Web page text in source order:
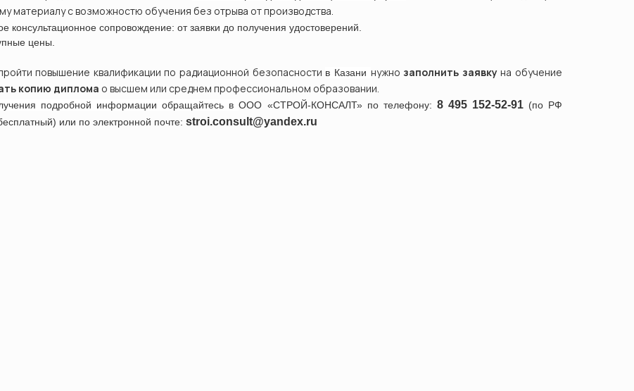
материалу с возможностю обучения без отрыва от производства.
консультационное сопровождение: от заявки до получения удостоверений.
цены.
повышение квалификациипо радиационной безопасности в Казани нужнозаполнить заявкуна обучение
копию диплома о высшем или среднем профессиональном образовании.
подробной информации обращайтесь вООО «СТРОЙ-КОНСАЛТ» по телефону: 8 495 152-52-91(по РФ
или по электронной почте: stroi.consult@yandex.ru